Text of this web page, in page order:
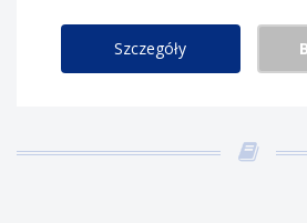
Szczegóły